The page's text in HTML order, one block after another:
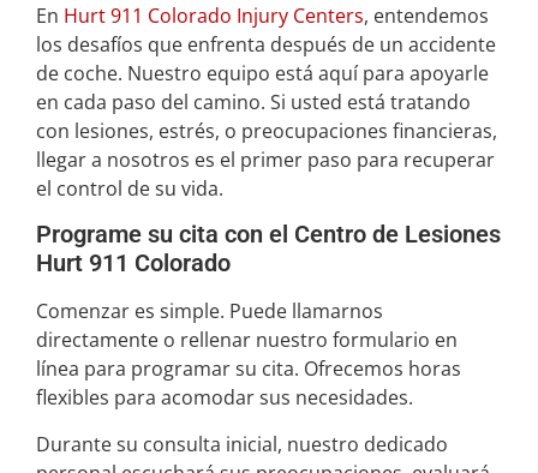
En Hurt 911 Colorado Injury Centers, entendemos
los desafíos que enfrenta después de un accidente
de coche. Nuestro equipo está aquí para apoyarle
en cada paso del camino. Si usted está tratando
con lesiones, estrés, o preocupaciones financieras,
llegar a nosotros es el primer paso para recuperar
el control de su vida.
Programe su cita con el Centro de Lesiones
Hurt 911 Colorado
Comenzar es simple. Puede llamarnos
directamente o rellenar nuestro formulario en
línea para programar su cita. Ofrecemos horas
flexibles para acomodar sus necesidades.
Durante su consulta inicial, nuestro dedicado